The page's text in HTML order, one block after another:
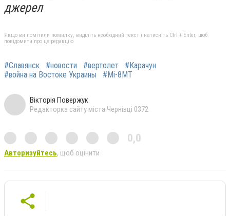
джерел
Якщо ви помітили помилку, виділіть необхідний текст і натисніть Ctrl + Enter, щоб
повідомити про це редакцію
#Славянск #новости #вертолет
#Карачун
#война на Востоке Украины
#Мі-8МТ
Вікторія Повержук
Редакторка сайту міста Чернівці 0372
0,0
Авторизуйтесь, щоб оцінити